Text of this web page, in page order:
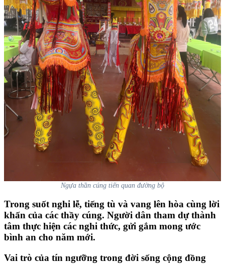
Ngựa thần cúng tiến quan đường bộ
Trong suốt nghi lễ, tiếng tù và vang lên hòa cùng lời
khấn của các thầy cúng. Người dân tham dự thành
tâm thực hiện các nghi thức, gửi gắm mong ước
bình an cho năm mới.
Vai trò của tín ngưỡng trong đời sống cộng đồng